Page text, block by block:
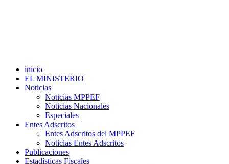
inicio
EL MINISTERIO
Noticias
Noticias MPPEF
Noticias Nacionales
Especiales
Entes Adscritos
Entes Adscritos del MPPEF
Noticias Entes Adscritos
Publicaciones
Estadísticas Fiscales